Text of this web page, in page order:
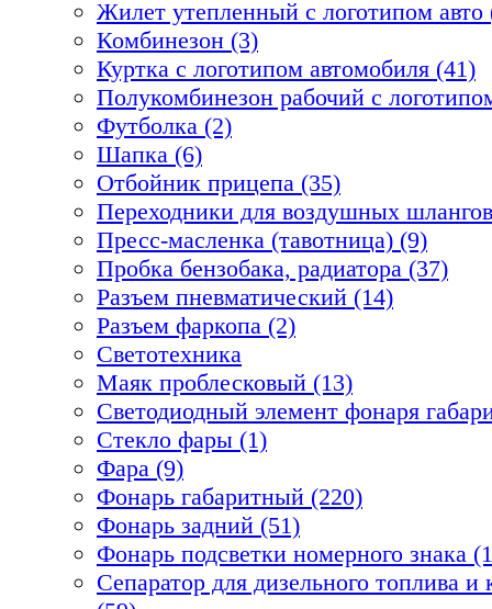
Жилет утепленный с логотипом авто
Комбинезон (3)
Куртка с логотипом автомобиля (41)
Полукомбинезон рабочий с
Футболка (2)
Шапка (6)
Отбойник прицепа (35)
Переходники для воздушных
Пресс-масленка (тавотница) (9)
Пробка бензобака, радиатора (37)
Разъем пневматический (14)
Разъем фаркопа (2)
Светотехника
Маяк проблесковый (13)
Светодиодный элемент фонаря
Стекло фары (1)
Фара (9)
Фонарь габаритный (220)
Фонарь задний (51)
Фонарь подсветки номерного знака
Сепаратор для дизельного топлива